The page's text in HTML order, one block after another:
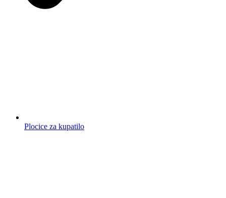
Plocice za kupatilo